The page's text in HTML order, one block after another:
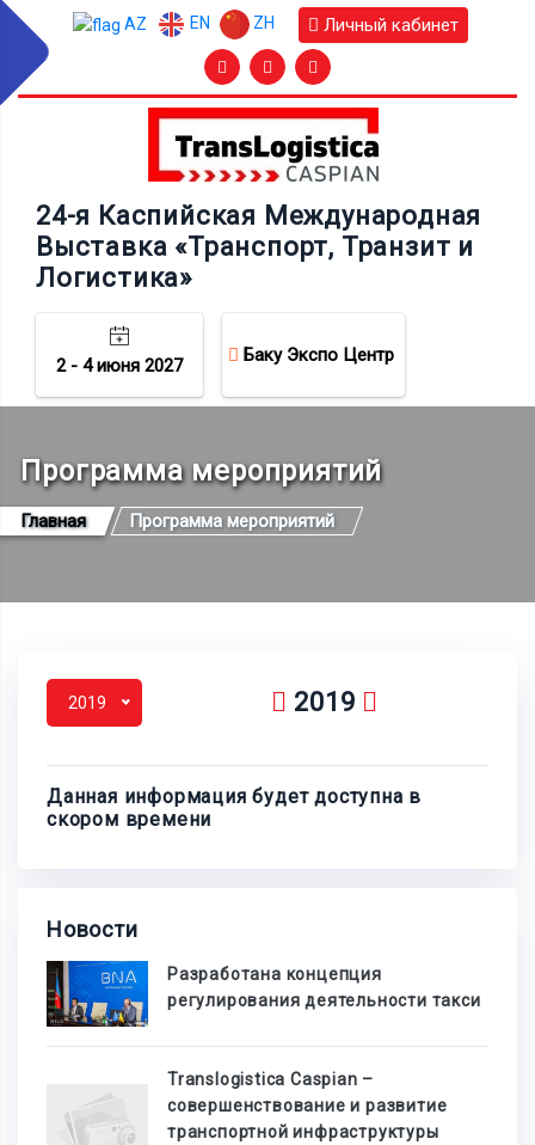
AZ EN ZH Личный кабинет
24-я Каспийская Международная
Выставка «Транспорт, Транзит и
Логистика»
2 - 4 июня 2027 Баку Экспо Центр
Программа мероприятий
Главная Программа мероприятий
2019 2019
Данная информация будет доступна в
скором времени
Новости
Разработана концепция
регулирования деятельности такси
Translogistica Caspian –
совершенствование и развитие
транспортной инфраструктуры